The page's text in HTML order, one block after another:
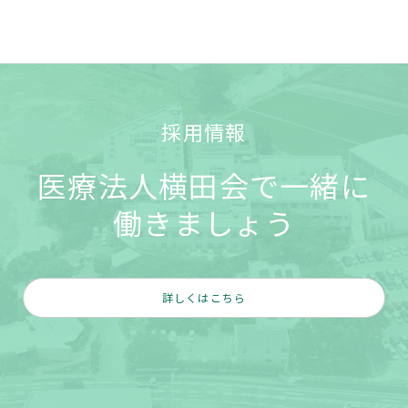
採用情報
医療法人横田会で一緒に
働きましょう
詳しくはこちら